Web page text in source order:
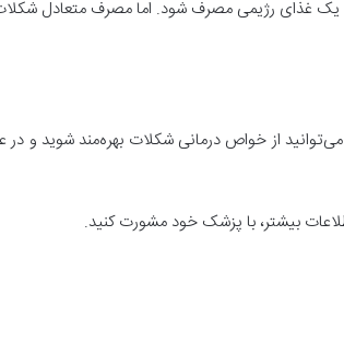
یک غذای رژیمی مصرف شود. اما مصرف متعادل
از خواص درمانی شکلات بهره‌مند شوید و در
بیشتر، با پزشک خود مشورت کنید.